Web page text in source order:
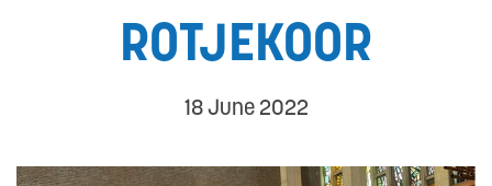
ROTJEKOOR
18 June 2022